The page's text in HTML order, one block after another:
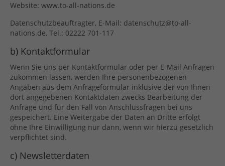
Website: www.to-all-nations.de
Datenschutzbeauftragter, E-Mail: datenschutz@to-all-
nations.de, Tel.: 02222 701-117
b) Kontaktformular
Wenn Sie uns per Kontaktformular oder per E-Mail Anfragen
zukommen lassen, werden Ihre personenbezogenen
Angaben aus dem Anfrageformular inklusive der von Ihnen
dort angegebenen Kontaktdaten zwecks Bearbeitung der
Anfrage und für den Fall von Anschlussfragen bei uns
gespeichert. Eine Weitergabe der Daten an Dritte erfolgt
ohne Ihre Einwilligung nur dann, wenn wir hierzu gesetzlich
verpflichtet sind.
c) Newsletterdaten